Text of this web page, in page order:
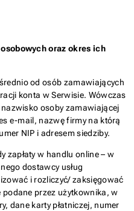
oraz okres ich
od osób zamawiających
konta w Serwisie. Wówczas
osoby zamawiającej
e-mail, nazwę firmy na którą
NIP i adresem siedziby.
zapłaty w handlu online – w
dostawcy usług
i rozliczyć/ zaksięgować
podane przez użytkownika, w
dane karty płatniczej, numer